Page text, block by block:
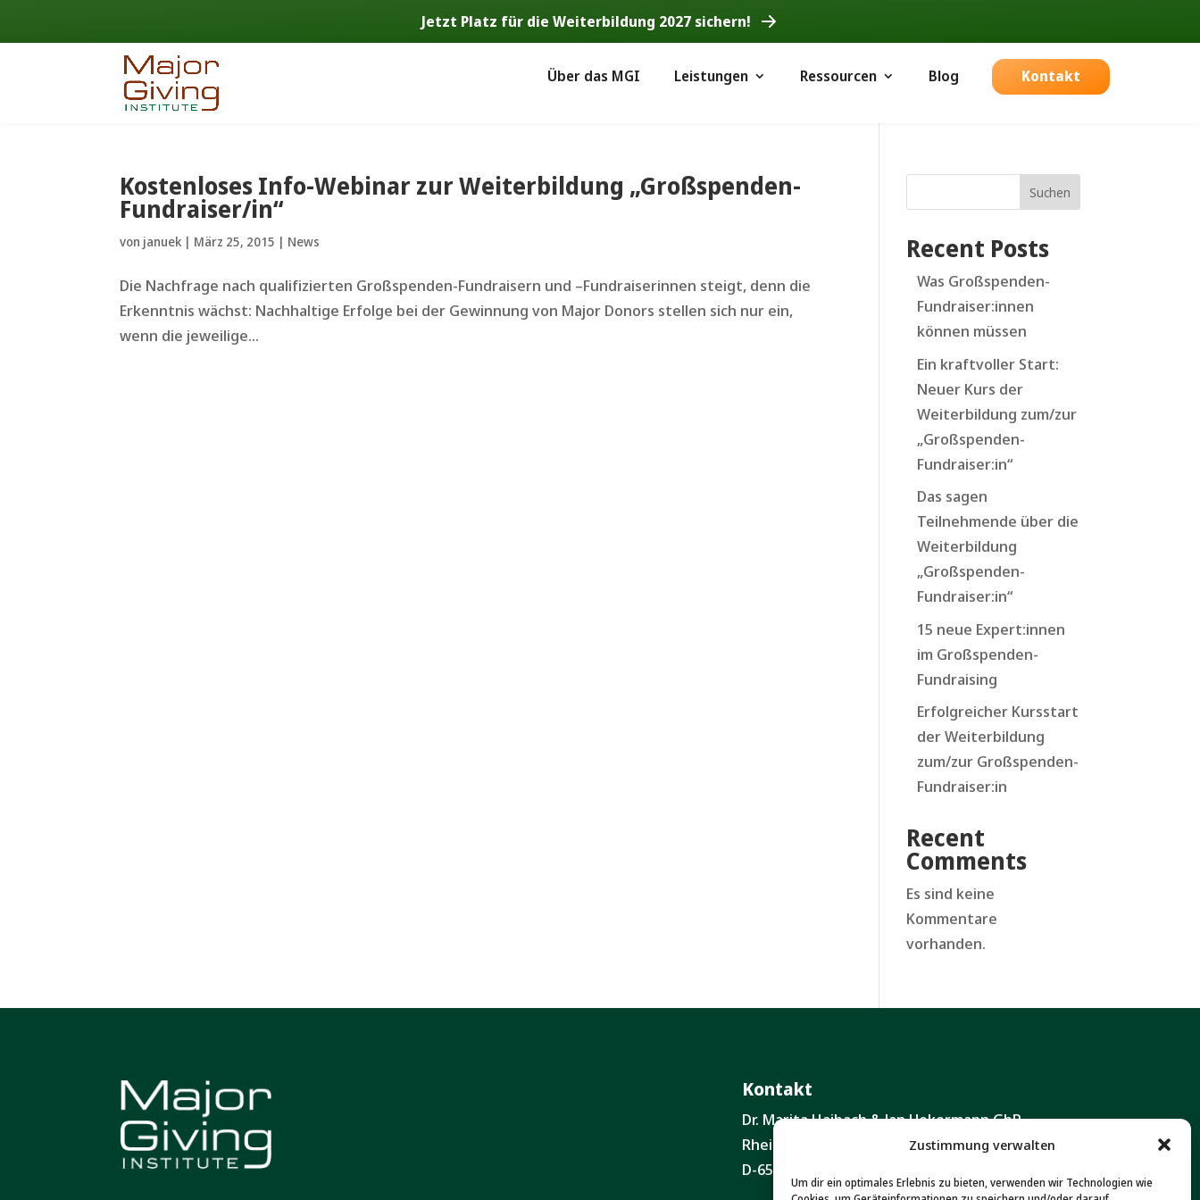
Zustimmung verwalten
Um dir ein optimales Erlebnis zu bieten, verwenden wir Technologien wie
Jetzt Platz für die Weiterbildung 2027 sichern!
Über das MGI Leistungen Ressourcen Blog Kontakt
Kostenloses Info-Webinar zur Weiterbildung „Großspenden-
Fundraiser/in“
von januek | März 25, 2015 | News
Die Nachfrage nach qualifizierten Großspenden-Fundraisern und –Fundraiserinnen steigt, denn die
Erkenntnis wächst: Nachhaltige Erfolge bei der Gewinnung von Major Donors stellen sich nur ein,
wenn die jeweilige...
Suchen
Recent Posts
Was Großspenden-
Fundraiser:innen
können müssen
Ein kraftvoller Start:
Neuer Kurs der
Weiterbildung zum/zur
„Großspenden-
Fundraiser:in“
Das sagen
Teilnehmende über die
Weiterbildung
„Großspenden-
Fundraiser:in“
15 neue Expert:innen
im Großspenden-
Fundraising
Erfolgreicher Kursstart
der Weiterbildung
zum/zur Großspenden-
Fundraiser:in
Recent
Comments
Es sind keine
Kommentare
vorhanden.
Kontakt
Dr. Marita Haibach & Jan Uekermann GbR
Rheingaustraße 111 A
D-65203 Wiesbaden